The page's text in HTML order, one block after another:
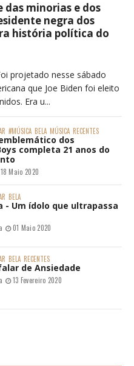
das minorias e dos
negra dos
história política do
projetado nesse sábado
que Joe Biden foi eleito
Era u...
#MÚSICA BELA MÚSICA RECENTES
dos
completa 21 anos do
18 Maio 2020
BELA
- Um ídolo que ultrapassa
01 Maio 2020
BELA RECENTES
de Ansiedade
13 Fevereiro 2020